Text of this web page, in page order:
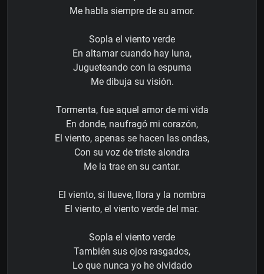
Me habla siempre de su amor.
Sopla el viento verde
En altamar cuando hay luna,
Jugueteando con la espuma
Me dibuja su visión.
Tormenta, fue aquel amor de mi vida
En donde, naufragó mi corazón,
El viento, apenas se hacen las ondas,
Con su voz de triste alondra
Me la trae en su cantar.
El viento, si llueve, llora y la nombra
El viento, el viento verde del mar.
Sopla el viento verde
También sus ojos rasgados,
Lo que nunca yo he olvidado